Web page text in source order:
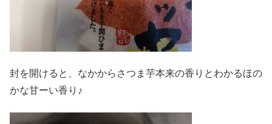
封を開けると、なかからさつま芋本来の香りとわかるほの
かな甘ーい香り♪